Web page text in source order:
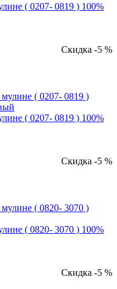
( 0207- 0819 ) 100%
Скидка -5 %
( 0207- 0819 ) 100%
Скидка -5 %
( 0820- 3070 ) 100%
Скидка -5 %